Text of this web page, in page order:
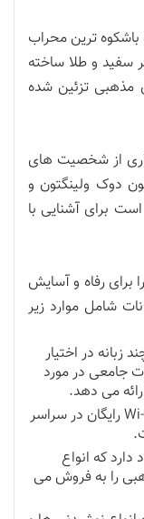
ترین محراب
و طلا ساخته
تزئین شده
از شخصیت های
دوک ولینگتون و
برای آشنایی با
برای رفاه و آسایش
شامل موارد زیر
زبانه در اختیار
جامعی در مورد
می دهد.
دسترسی به اینترنت Wi-Fi رایگان در سراسر
که انواع
را به فروش می